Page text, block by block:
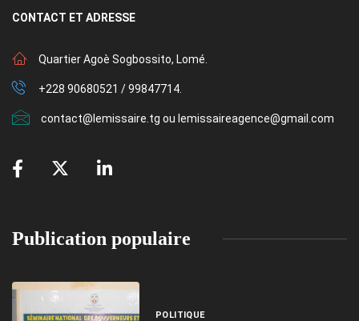
CONTACT ET ADRESSE
Quartier Agoè Sogbossito, Lomé.
+228 90680521 / 99847714.
contact@lemissaire.tg ou lemissaireagence@gmail.com
Publication populaire
POLITIQUE